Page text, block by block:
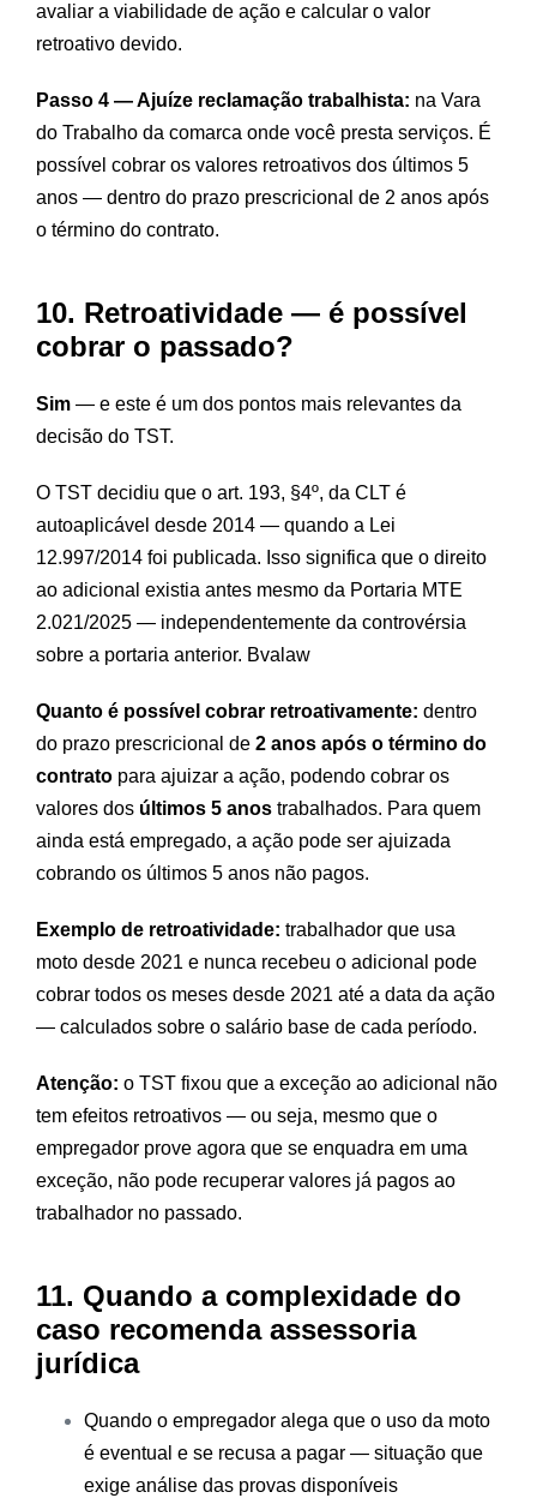
avaliar a viabilidade de ação e calcular o valor
retroativo devido.
Passo 4 — Ajuíze reclamação trabalhista: na Vara
do Trabalho da comarca onde você presta serviços. É
possível cobrar os valores retroativos dos últimos 5
anos — dentro do prazo prescricional de 2 anos após
o término do contrato.
10. Retroatividade — é possível
cobrar o passado?
Sim — e este é um dos pontos mais relevantes da
decisão do TST.
O TST decidiu que o art. 193, §4º, da CLT é
autoaplicável desde 2014 — quando a Lei
12.997/2014 foi publicada. Isso significa que o direito
ao adicional existia antes mesmo da Portaria MTE
2.021/2025 — independentemente da controvérsia
sobre a portaria anterior. Bvalaw
Quanto é possível cobrar retroativamente: dentro
do prazo prescricional de 2 anos após o término do
contrato para ajuizar a ação, podendo cobrar os
valores dos últimos 5 anos trabalhados. Para quem
ainda está empregado, a ação pode ser ajuizada
cobrando os últimos 5 anos não pagos.
Exemplo de retroatividade: trabalhador que usa
moto desde 2021 e nunca recebeu o adicional pode
cobrar todos os meses desde 2021 até a data da ação
— calculados sobre o salário base de cada período.
Atenção: o TST fixou que a exceção ao adicional não
tem efeitos retroativos — ou seja, mesmo que o
empregador prove agora que se enquadra em uma
exceção, não pode recuperar valores já pagos ao
trabalhador no passado.
11. Quando a complexidade do
caso recomenda assessoria
jurídica
Quando o empregador alega que o uso da moto
é eventual e se recusa a pagar — situação que
exige análise das provas disponíveis